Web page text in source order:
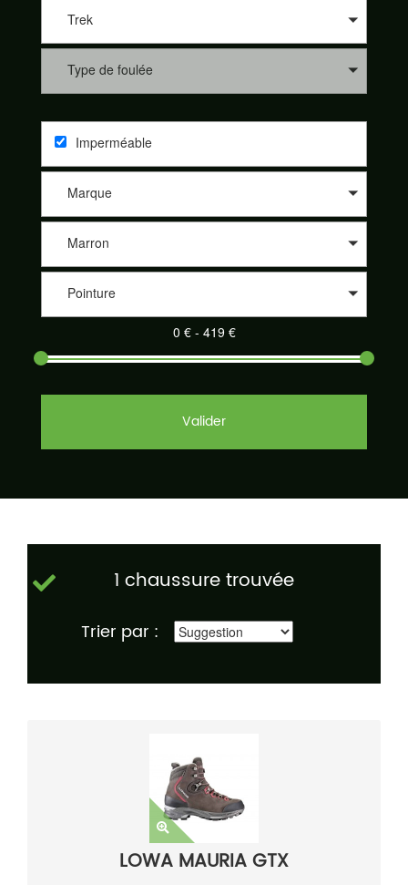
Asolo, Bestard, Brooks, Dynafit, Élémentaire, Five Fingers,
On-Running, Raidlight, Salewa, Salomon, Saucony, Scarpa,
Scott, Tecnica et Topo athletic. Nos partenaires sont de plus en
de Philippe, Trail Store, Télémark Pyrénées, Alpinstore ou
encore Chullanka. Et cela au meilleur prix. Naviguez sur le
comparateur, sélectionnez les critères de votre choix et
découvrez votre paire de chaussures de sport adaptée parmi
un large éventail.
Trek
Type de foulée
Imperméable
Marque
Marron
Pointure
Valider
1 chaussure trouvée
Trier par :
LOWA MAURIA GTX